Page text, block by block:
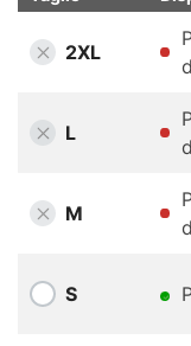
2XL
L
M
S